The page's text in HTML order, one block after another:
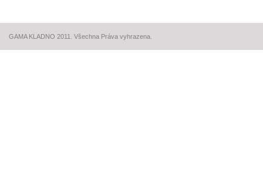
GAMA KLADNO 2011. Všechna Práva vyhrazena.